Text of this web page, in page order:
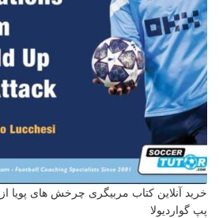
خرید آنلاین کتاب مربیگری چرخش های پویا
پپ گواردیولا